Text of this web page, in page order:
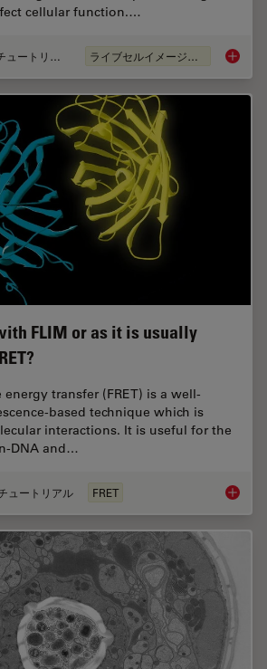
cellular function.…
チュートリアル ライブセルイメージング
FLIM or as it is usually
energy transfer (FRET) is a well-
based technique which is
interactions. It is useful for the
DNA and…
ュートリアル FRET What is